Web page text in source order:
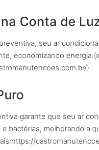
Conta de
seu ar
economizando
}
garante que seu ar
bactérias, melhorando a